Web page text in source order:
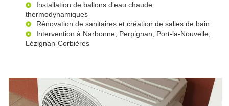
Installation de ballons d'eau chaude
thermodynamiques
Rénovation de sanitaires et création de salles de bain
Intervention à Narbonne, Perpignan, Port-la-Nouvelle,
Lézignan-Corbières